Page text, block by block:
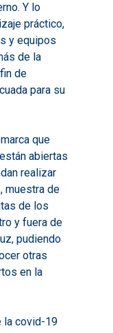
Y lo
práctico,
y equipos
de la
de
para su
que
abiertas
realizar
muestra de
de los
y fuera de
pudiendo
otras
en la
la covid-19
Inicio
Qué es Avalem
de
de
2017
2021
2022
por el